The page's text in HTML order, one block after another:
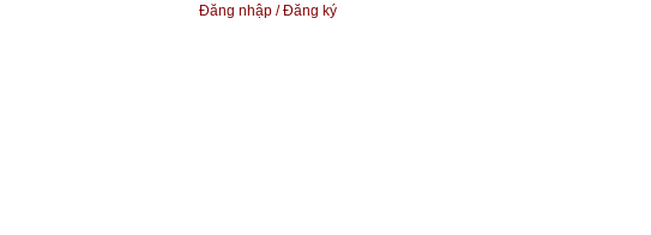
Đăng nhập / Đăng ký